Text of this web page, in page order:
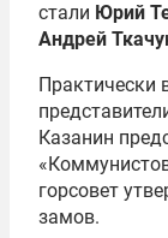
стали Юрий
Андрей
Практически
Казанин
горсовет
замов.